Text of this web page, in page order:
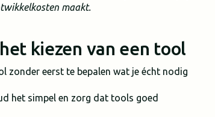
maakt.
kiezen van een tool
zonder eerst te bepalen wat je écht nodig
het simpel en zorg dat tools goed